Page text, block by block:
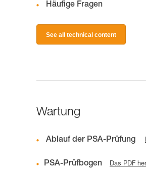
Häufige Fragen
See all technical content
Wartung
Ablauf der PSA-Prüfung
PSA-Prüfbogen Das PDF